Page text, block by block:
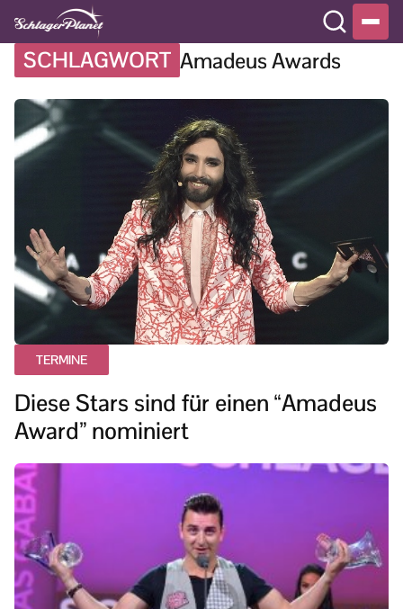
SCHLAGWORT Amadeus Awards
TERMINE
Diese Stars sind für einen “Amadeus
Award” nominiert